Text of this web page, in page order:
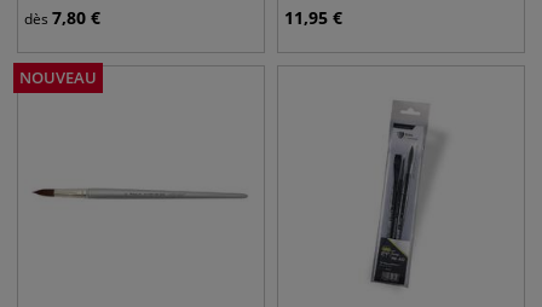
dès 7,80 € 11,95 €
NOUVEAU